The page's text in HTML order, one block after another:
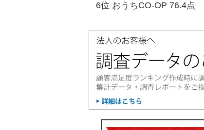
6位 おうちCO-OP 76.4点